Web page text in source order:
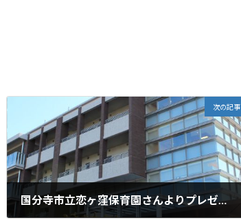
次の記事
国分寺市立恋ヶ窪保育園さんよりプレゼント